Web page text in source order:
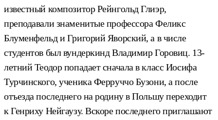
известный композитор Рейнгольд Глиэр,
преподавали знаменитые профессора Феликс
Блуменфельд и Григорий Яворский, а в числе
студентов был вундеркинд Владимир Горовиц. 13-
летний Теодор попадает сначала в класс Иосифа
Турчинского, ученика Ферруччо Бузони, а после
отъезда последнего на родину в Польшу переходит
к Генриху Нейгаузу. Вскоре последнего приглашают